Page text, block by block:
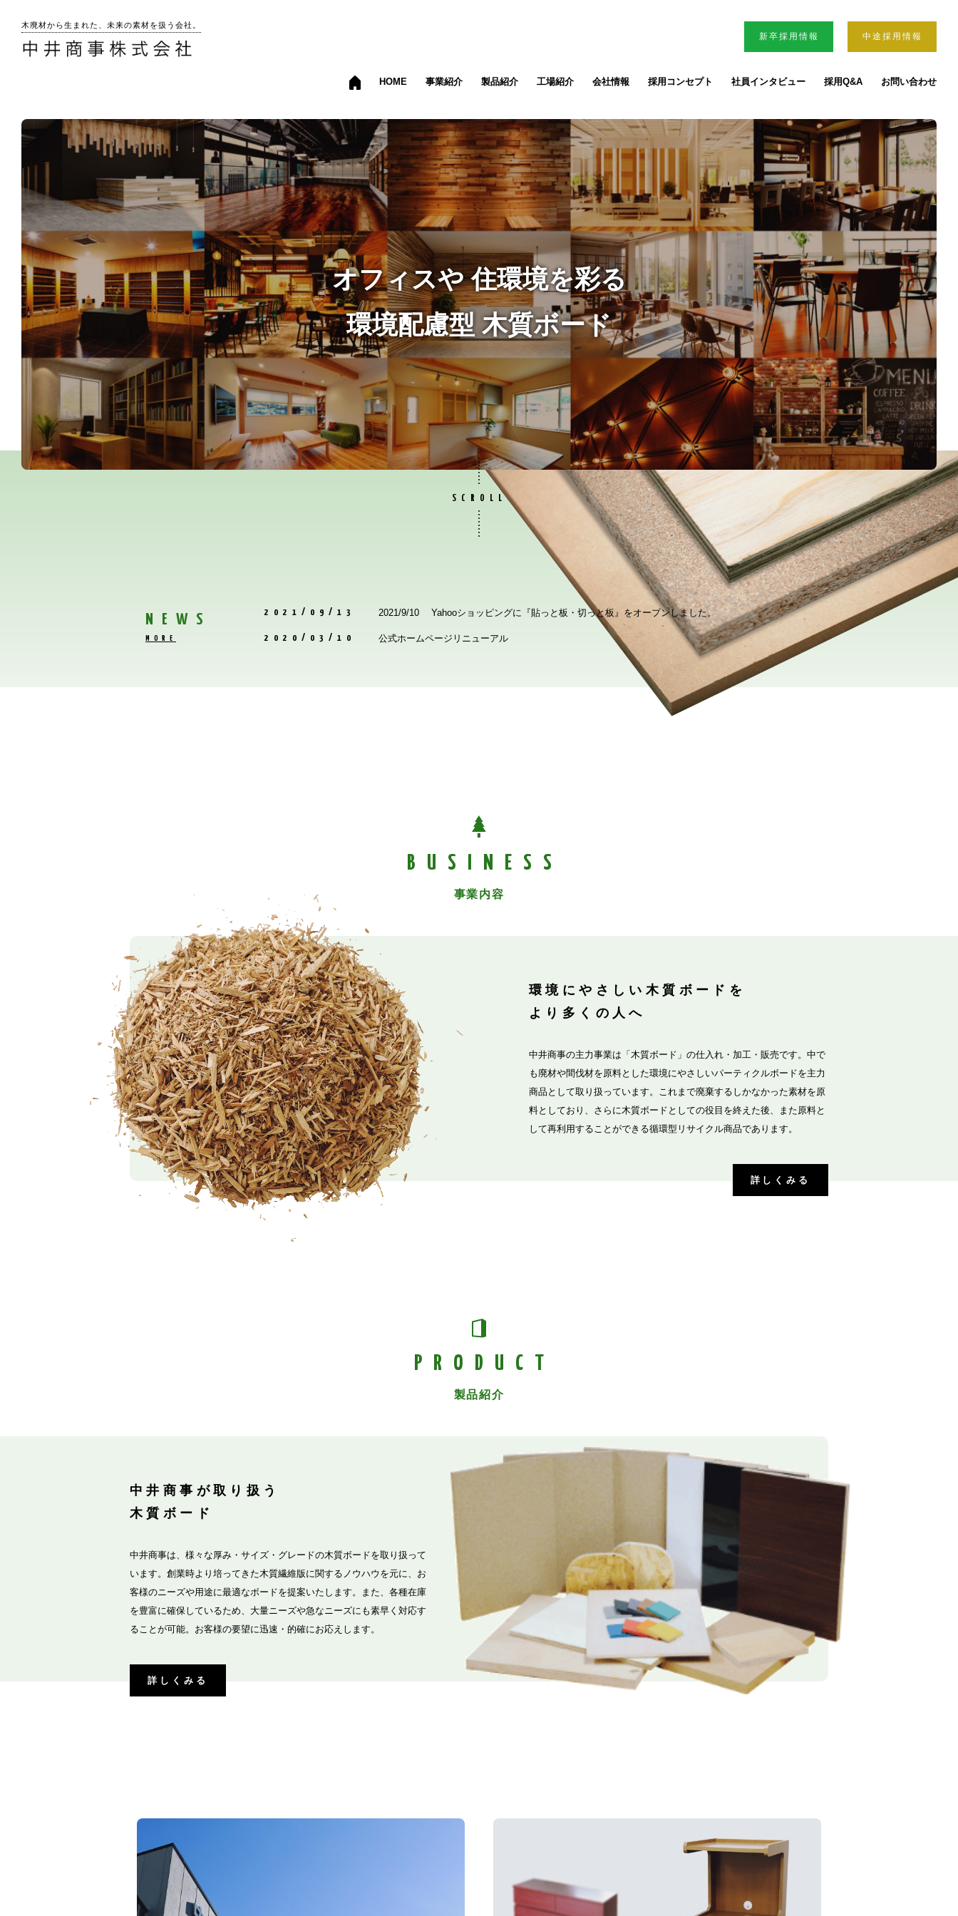
木廃材から生まれた、未来の素材を扱う会社。
新卒採用情報 中途採用情報
HOME 事業紹介 製品紹介 工場紹介 会社情報 採用コンセプト 社員インタビュー 採用Q&A お問い合わせ
オフィスや住環境を彩る
環境配慮型 木質ボード
SCROLL
NEWS
MORE
2021/09/13 2021/9/10 Yahooショッピングに『貼っと板・切っと板』をオープンしました。
2020/03/10 公式ホームページリニューアル
BUSINESS
事業内容
環境にやさしい木質ボードを
より多くの人へ
中井商事の主力事業は「木質ボード」の仕入れ・加工・販売です。中で
も廃材や間伐材を原料とした環境にやさしいパーティクルボードを主力
商品として取り扱っています。これまで廃棄するしかなかった素材を原
料としており、さらに木質ボードとしての役目を終えた後、また原料と
して再利用することができる循環型リサイクル商品であります。
詳しくみる
PRODUCT
製品紹介
中井商事が取り扱う
木質ボード
中井商事は、様々な厚み・サイズ・グレードの木質ボードを取り扱って
います。創業時より培ってきた木質繊維版に関するノウハウを元に、お
客様のニーズや用途に最適なボードを提案いたします。また、各種在庫
を豊富に確保しているため、大量ニーズや急なニーズにも素早く対応す
ることが可能。お客様の要望に迅速・的確にお応えします。
詳しくみる